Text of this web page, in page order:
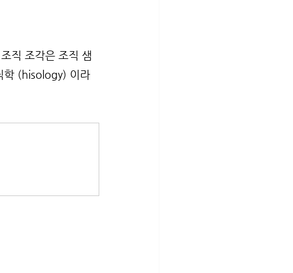
직 조각은 조직 샘
학 (hisology) 이라